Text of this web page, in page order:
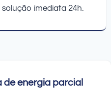
imediata 24h.
energia parcial